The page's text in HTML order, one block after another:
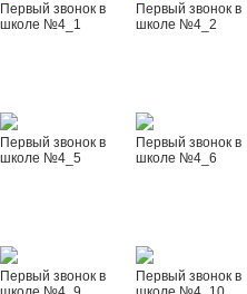
Первый звонок в
школе №4_1
Первый звонок в
школе №4_2
Первый звонок в
школе №4_5
Первый звонок в
школе №4_6
Первый звонок в
Первый звонок в